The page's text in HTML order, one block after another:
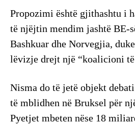
Propozimi është gjithashtu i
të njëjtin mendim jashtë BE-
Bashkuar dhe Norvegjia,
lëvizje drejt një “koalicioni
Nisma do të jetë objekt
të mblidhen në Bruksel për
Pyetjet mbeten nëse 18